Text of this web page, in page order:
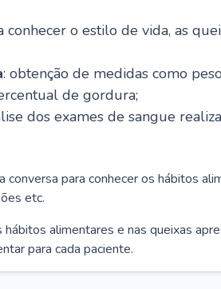
conhecer o estilo de vida, as
: obtenção de medidas como
de gordura;
dos exames de sangue
conversa para conhecer os hábitos
etc.
hábitos alimentares e nas queixas
para cada paciente.